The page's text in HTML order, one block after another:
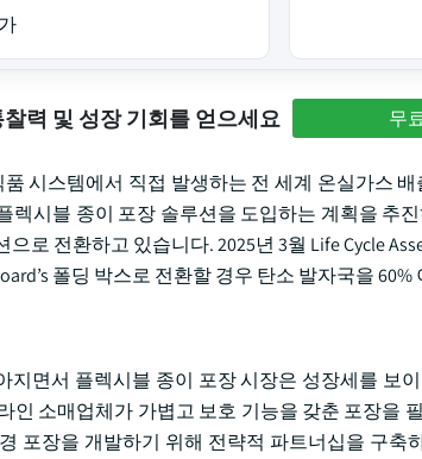
력 및 성장 기회를 얻으세요 무
품 시스템에서 직접 발생하는 전 세계 온실가스
렉시블 종이 포장 솔루션을 도입하는 계획을 추
로 전환하고 있습니다. 2025년 3월 Life Cycle
폴딩 박스로 전환할 경우 탄소 발자국을
지면서 플렉시블 종이 포장 시장은 성장세를 보
인 소매업체가 가볍고 보호 기능을 갖춘 포장을
포장을 개발하기 위해 전략적 파트너십을 구축